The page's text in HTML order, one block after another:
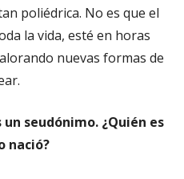
poliédrica. No es que el
la vida, esté en horas
nuevas formas de
seudónimo. ¿Quién es
nació?